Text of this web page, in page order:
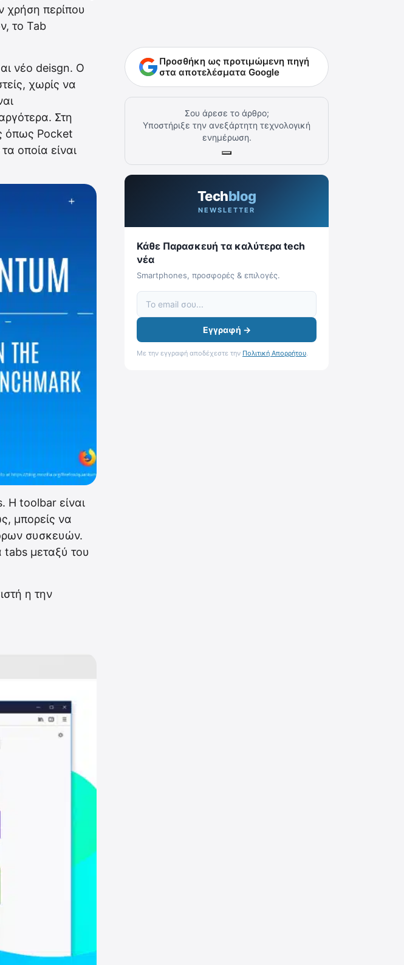
χρήση περίπου
το Tab
νέο deisgn. O
χωρίς να
Στη
όπως Pocket
οποία είναι
Η toolbar είναι
μπορείς να
συσκευών.
tabs μεταξύ του
η την
Προσθήκη ως προτιμώμενη πηγή
στα αποτελέσματα Google
Σου άρεσε το άρθρο;
Υποστήριξε την ανεξάρτητη τεχνολογική
ενημέρωση.
Techblog
NEWSLETTER
Κάθε Παρασκευή τα καλύτερα tech
νέα
Smartphones, προσφορές & επιλογές.
Εγγραφή →
Με την εγγραφή αποδέχεστε την Πολιτική Απορρήτου.